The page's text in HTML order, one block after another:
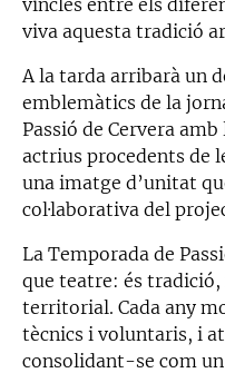
viva aquesta tradició
A la tarda arribarà un
emblemàtics de la
Passió de Cervera
actrius procedents de
una imatge d’unitat
col·laborativa del
La Temporada de
que teatre: és
territorial. Cada any
tècnics i voluntaris, i
consolidant-se com